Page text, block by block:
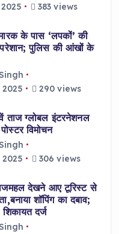
383 views
के पास ‘लपकों’ की
परेशान; पुलिस की आंखों के
290 views
ग्लोबल इंटरनेशनल
विमोचन
306 views
देखने आए टूरिस्ट से
शॉपिंग का दबाव;
शिकायत दर्ज